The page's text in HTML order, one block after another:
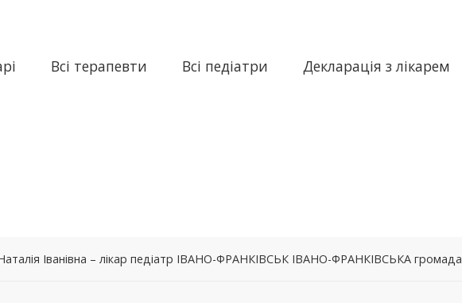
Всі терапевти Всі педіатри Декларація з лікарем
Іванівна – лікар педіатр ІВАНО-ФРАНКІВСЬК ІВАНО-ФРАНКІВСЬКА громада